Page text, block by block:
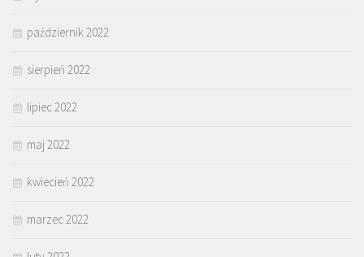
październik 2022
sierpień 2022
lipiec 2022
maj 2022
kwiecień 2022
marzec 2022